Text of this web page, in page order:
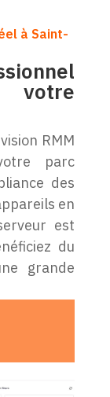
à Saint-
RMM
parc
des
en
est
du
grande